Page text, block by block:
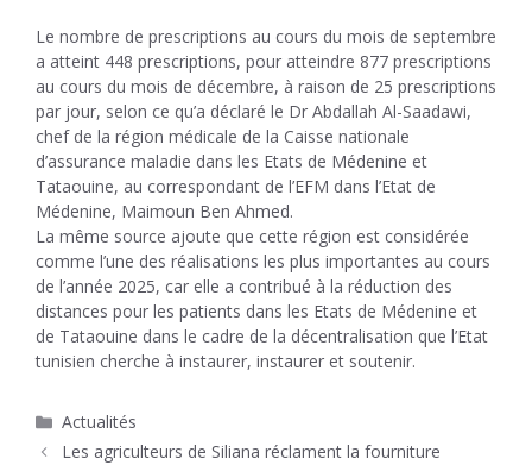
Le nombre de prescriptions au cours du mois de septembre
a atteint 448 prescriptions, pour atteindre 877 prescriptions
au cours du mois de décembre, à raison de 25 prescriptions
par jour, selon ce qu’a déclaré le Dr Abdallah Al-Saadawi,
chef de la région médicale de la Caisse nationale
d’assurance maladie dans les Etats de Médenine et
Tataouine, au correspondant de l’EFM dans l’Etat de
Médenine, Maimoun Ben Ahmed.
La même source ajoute que cette région est considérée
comme l’une des réalisations les plus importantes au cours
de l’année 2025, car elle a contribué à la réduction des
distances pour les patients dans les Etats de Médenine et
de Tataouine dans le cadre de la décentralisation que l’Etat
tunisien cherche à instaurer, instaurer et soutenir.
Catégories
Actualités
Les agriculteurs de Siliana réclament la fourniture